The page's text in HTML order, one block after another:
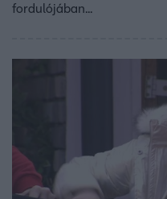
fordulójában...